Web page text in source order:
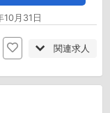
月31日
関連求人